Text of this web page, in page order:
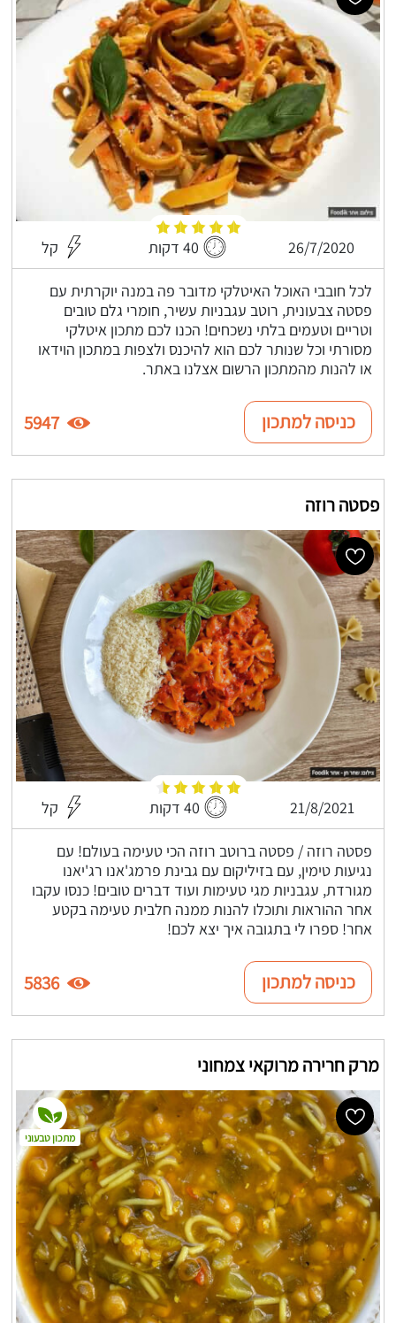
26/7/2020 40 דקות קל
לכל חובבי האוכל האיטלקי מדובר פה במנה יוקרתית עם
פסטה צבעונית, רוטב עגבניות עשיר, חומרי גלם טובים
וטריים וטעמים בלתי נשכחים! הכנו לכם מתכון איטלקי
מסורתי וכל שנותר לכם הוא להיכנס ולצפות במתכון הוידאו
או להנות מהמתכון הרשום אצלנו באתר.
כניסה למתכון 5947
פסטה רוזה
21/8/2021 40 דקות קל
פסטה רוזה / פסטה ברוטב רוזה הכי טעימה בעולם! עם
נגיעות טימין, עם בזיליקום עם גבינת פרמג'אנו רג'יאנו
מגורדת, עגבניות מגי טעימות ועוד דברים טובים! כנסו עקבו
אחר ההוראות ותוכלו להנות ממנה חלבית טעימה בקטע
אחר! ספרו לי בתגובה איך יצא לכם!
כניסה למתכון 5836
מרק חרירה מרוקאי צמחוני
מתכון טבעוני